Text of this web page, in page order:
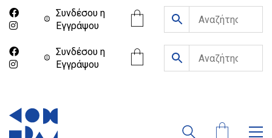
Συνδέσου η
Eγγράψου
Συνδέσου η
Eγγράψου